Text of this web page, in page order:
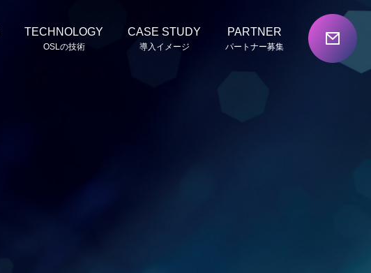
TECHNOLOGY
OSLの技術
CASE STUDY
導入イメージ
PARTNER
パートナー募集